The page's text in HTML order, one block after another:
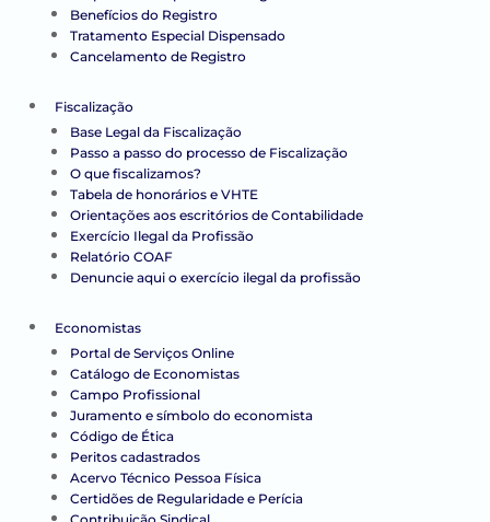
Benefícios do Registro
Tratamento Especial Dispensado
Cancelamento de Registro
Fiscalização
Base Legal da Fiscalização
Passo a passo do processo de Fiscalização
O que fiscalizamos?
Tabela de honorários e VHTE
Orientações aos escritórios de Contabilidade
Exercício Ilegal da Profissão
Relatório COAF
Denuncie aqui o exercício ilegal da profissão
Economistas
Portal de Serviços Online
Catálogo de Economistas
Campo Profissional
Juramento e símbolo do economista
Código de Ética
Peritos cadastrados
Acervo Técnico Pessoa Física
Certidões de Regularidade e Perícia